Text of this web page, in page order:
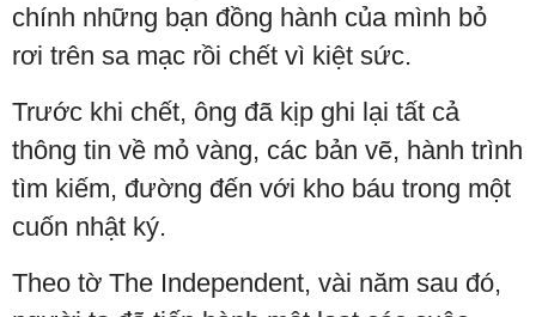
chính những bạn đồng hành của mình bỏ
rơi trên sa mạc rồi chết vì kiệt sức.
Trước khi chết, ông đã kịp ghi lại tất cả
thông tin về mỏ vàng, các bản vẽ, hành trình
tìm kiếm, đường đến với kho báu trong một
cuốn nhật ký.
Theo tờ The Independent, vài năm sau đó,